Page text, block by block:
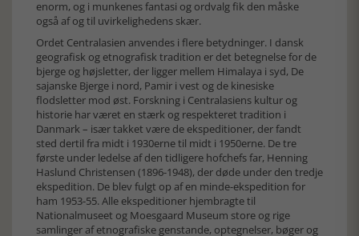
enorm, og i munkenes fantasi og ordvalg fik den måske
også af og til uvirkelighedens skær.
Ordet Centralasien anvendes i flere betydninger. I dansk
geografisk og etnografisk tradition er det betegnelse for de
bjerge og højsletter, der ligger mellem Himalaya i syd, De
sajanske Bjerge i nord, Pamir i vest og de kinesiske
flodsletter mod øst. Forskning i Centralasiens kultur og
historie har været en stærk og respekteret tradition i
Danmark – især takket være de ekspeditioner, der fandt
sted dertil fra midt i 1930erne til midt i 1950erne. De tre
første under ledelse af den tidligere hofchefs far, Henning
Haslund Christensen (1896-1948), der døde under den tredje
ekspedition. De blev fulgt op af en minde-ekspedition for
ham 1953-55. Alle ekspeditioner hjembragte til
Nationalmuseet og Moesgaard Museum store og rige
samlinger af etnografiske genstande, optegnelser, bøger og